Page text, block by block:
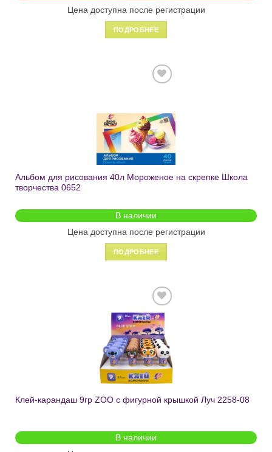
Цена доступна после регистрации
ПОДРОБНЕЕ
Альбом для рисования 40л Мороженое на скрепке Школа
творчества 0652
В наличии
Цена доступна после регистрации
ПОДРОБНЕЕ
Добавить
в список
желаний
Клей-карандаш 9гр ZOO с фигурной крышкой Луч 2258-08
В наличии